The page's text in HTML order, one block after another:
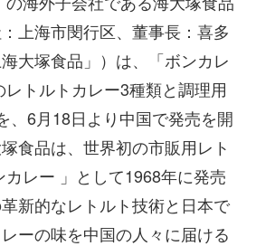
上海市閔行区、董事長：喜多
大塚食品」）は、「ボンカレ
トルトカレー3種類と調理用
、6月18日より中国で発売を開
食品は、世界初の市販用レト
カレー 」として1968年に発売
新的なレトルト技術と日本で
ーの味を中国の人々に届ける